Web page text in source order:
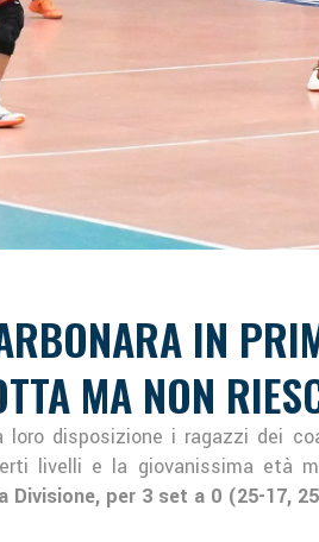
IN
MA NON
disposizione i ragazzi dei
livelli e la giovanissima età
per 3 set a 0 (25-17,